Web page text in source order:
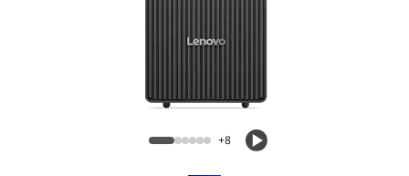
Настольный ПК Lenovo ThinkCentre Neo
50t (6th Gen, Intel)
+8